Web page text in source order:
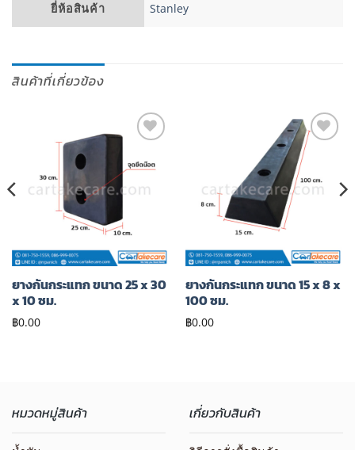
ยี่ห้อสินค้า Stanley
สินค้าที่เกี่ยวข้อง
ยัง
โปรด
ยางกันกระแทก ขนาด 25 x 30
x 10 ซม.
฿0.00
โปรด
ยางกันกระแทก ขนาด 15 x 8 x
100 ซม.
฿0.00
หมวดหมู่สินค้า เกี่ยวกับสินค้า